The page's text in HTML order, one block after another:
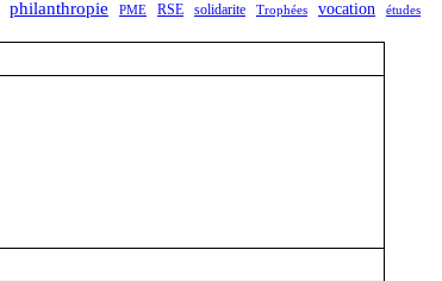
philanthropie PME RSE solidarite Trophées vocation études